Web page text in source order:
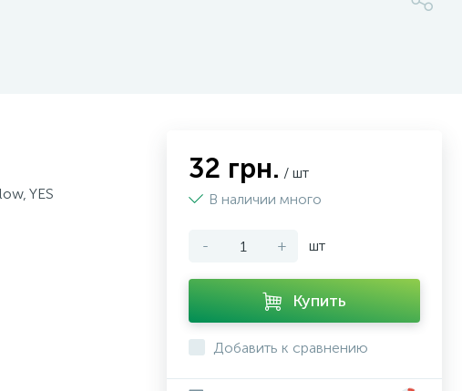
YES
32 грн. / шт
В наличии много
- + шт
Купить
Добавить к сравнению